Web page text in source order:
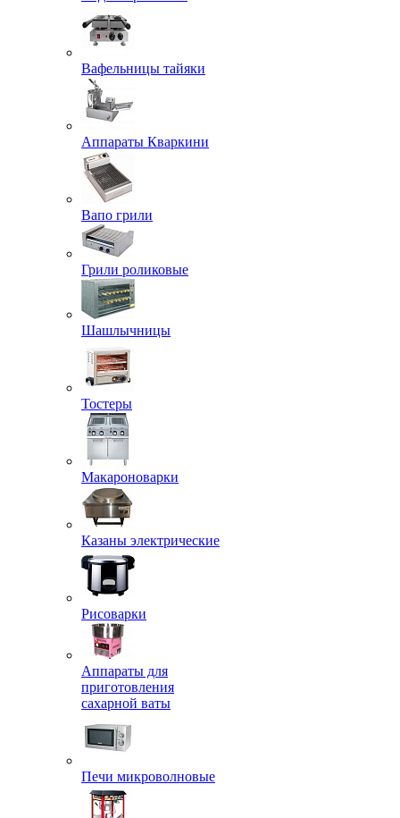
Вафельницы тайяки
Аппараты Кваркини
Вапо грили
Грили роликовые
Шашлычницы
Тостеры
Макароноварки
Казаны электрические
Рисоварки
Аппараты для
приготовления
сахарной ваты
Печи микроволновые